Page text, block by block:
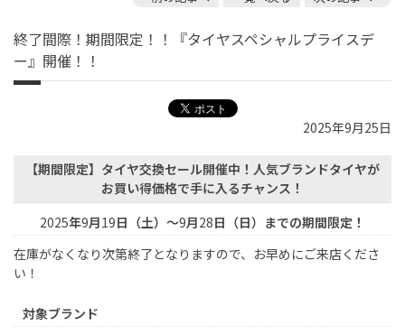
終了間際！期間限定！！『タイヤスペシャルプライスデ
ー』開催！！
2025年9月25日
【期間限定】タイヤ交換セール開催中！人気ブランドタイヤが
お買い得価格で手に入るチャンス！
2025年9月19日（土）～9月28日（日）までの期間限定！
在庫がなくなり次第終了となりますので、お早めにご来店くださ
い！
対象ブランド